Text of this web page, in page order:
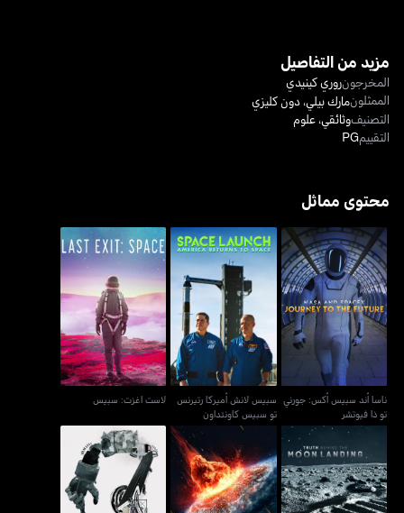
مزيد من التفاصيل
المخرجونروري كينيدي
الممثلونمارك بيلي، دون كليزي
التصنيفوثائقي،علوم
التقييمPG
محتوى مماثل
ناسا أند سبيس أكس: جورني
تو ذا فيوتشر
ناسا أند سبيس أكس: جورني
تو ذا فيوتشر
سبيس لانش أميركا رتيرنس
تو سبيس كاونتداون
سبيس لانش أميركا رتيرنس
تو سبيس كاونتداون
لاست اغزت: سبيس
لاست اغزت: سبيس
الحقيقة وراء هبوط القمر هاو ذا يونيفرس وركس ذا تروث أباوت كيلرز روبوتس